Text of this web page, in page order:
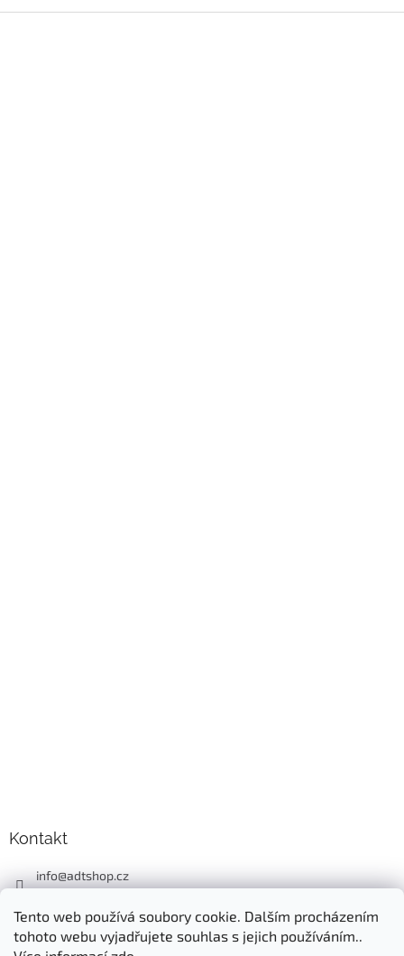
Tento web používá soubory cookie. Dalším procházením
tohoto webu vyjadřujete souhlas s jejich používáním..
Kontakt
info@adtshop.cz
+420724549949